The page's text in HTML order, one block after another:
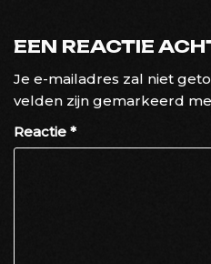
EEN REACTIE
Je e-mailadres zal niet
velden zijn gemarkeerd
Reactie *